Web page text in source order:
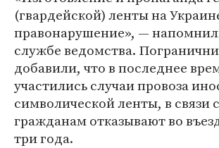
(гвардейской) ленты на
правонарушение», —
службе ведомства.
добавили, что в последнее
участились случаи провоза
символической ленты, в связи
гражданам отказывают во
три года.